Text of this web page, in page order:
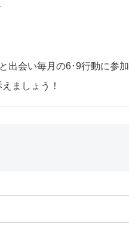
出会い毎月の6･9行動に参加
ましょう！